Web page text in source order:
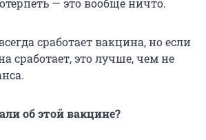
— это вообще ничто.
сработает вакцина, но если
сработает, это лучше, чем не
об этой вакцине?